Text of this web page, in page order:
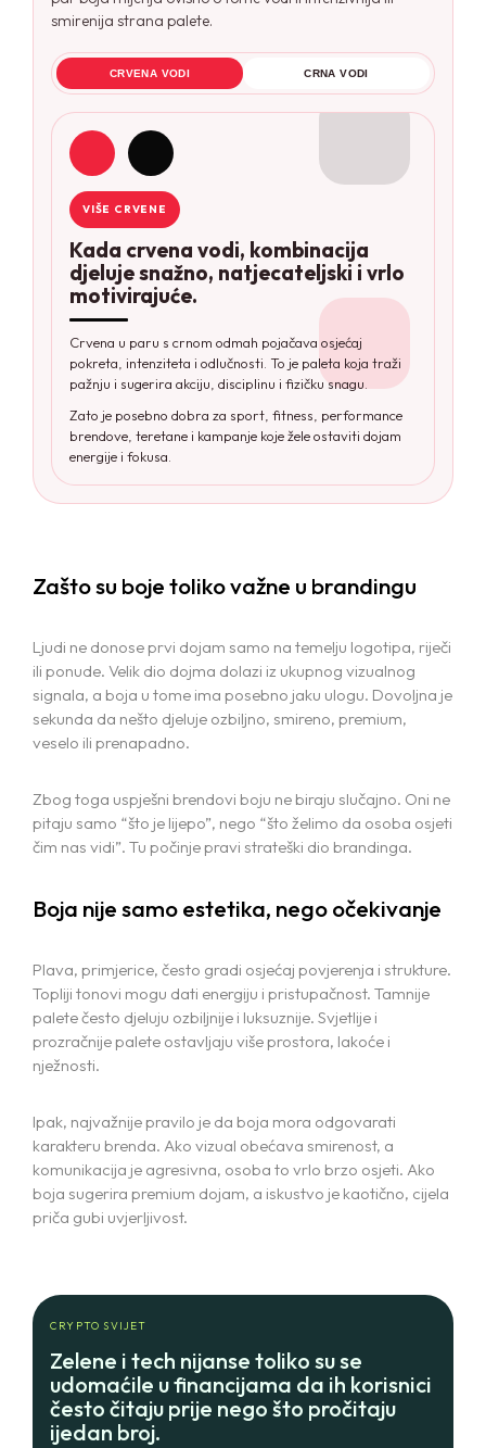
smirenija strana palete.
CRVENA VODI CRNA VODI
VIŠE CRVENE
Kada crvena vodi, kombinacija
djeluje snažno, natjecateljski i vrlo
motivirajuće.
Crvena u paru s crnom odmah pojačava osjećaj
pokreta, intenziteta i odlučnosti. To je paleta koja traži
pažnju i sugerira akciju, disciplinu i fizičku snagu.
Zato je posebno dobra za sport, fitness, performance
brendove, teretane i kampanje koje žele ostaviti dojam
energije i fokusa.
Zašto su boje toliko važne u brandingu
Ljudi ne donose prvi dojam samo na temelju logotipa, riječi
ili ponude. Velik dio dojma dolazi iz ukupnog vizualnog
signala, a boja u tome ima posebno jaku ulogu. Dovoljna je
sekunda da nešto djeluje ozbiljno, smireno, premium,
veselo ili prenapadno.
Zbog toga uspješni brendovi boju ne biraju slučajno. Oni ne
pitaju samo “što je lijepo”, nego “što želimo da osoba osjeti
čim nas vidi”. Tu počinje pravi strateški dio brandinga.
Boja nije samo estetika, nego očekivanje
Plava, primjerice, često gradi osjećaj povjerenja i strukture.
Topliji tonovi mogu dati energiju i pristupačnost. Tamnije
palete često djeluju ozbiljnije i luksuznije. Svjetlije i
prozračnije palete ostavljaju više prostora, lakoće i
nježnosti.
Ipak, najvažnije pravilo je da boja mora odgovarati
karakteru brenda. Ako vizual obećava smirenost, a
komunikacija je agresivna, osoba to vrlo brzo osjeti. Ako
boja sugerira premium dojam, a iskustvo je kaotično, cijela
priča gubi uvjerljivost.
CRYPTO SVIJET
Zelene i tech nijanse toliko su se
udomaćile u financijama da ih korisnici
često čitaju prije nego što pročitaju
ijedan broj.